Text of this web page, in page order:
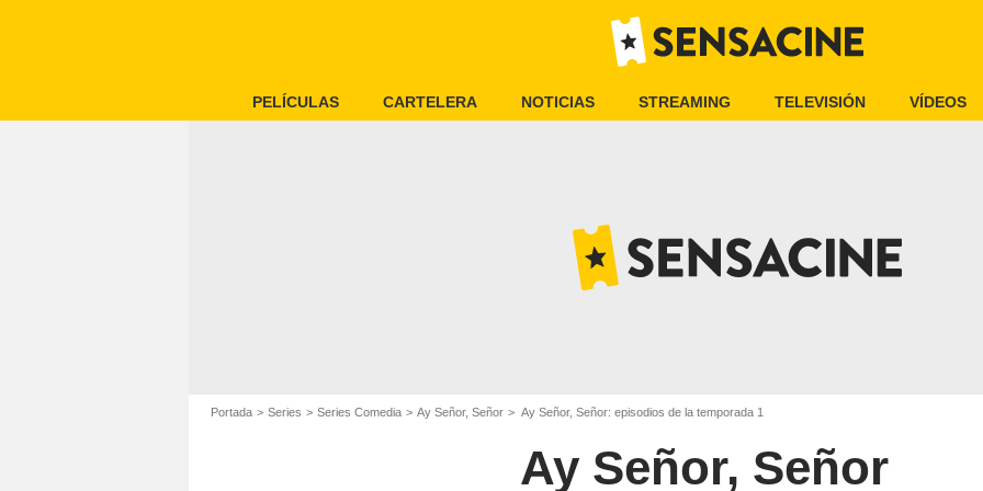
PELÍCULAS CARTELERA NOTICIAS STREAMING TELEVISIÓN VÍDEOS
Portada Series Series Comedia Ay Señor, Señor Ay Señor, Señor: episodios de la temporada 1
Ay Señor, Señor